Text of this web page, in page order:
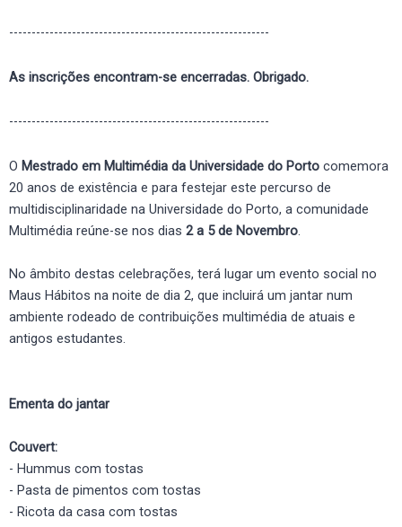
----------------------------------------------------------
As inscrições encontram-se encerradas. Obrigado.
----------------------------------------------------------
O Mestrado em Multimédia da Universidade do Porto comemora
20 anos de existência e para festejar este percurso de
multidisciplinaridade na Universidade do Porto, a comunidade
Multimédia reúne-se nos dias 2 a 5 de Novembro
No âmbito destas celebrações, terá lugar um evento social no
Maus Hábitos na noite de dia 2, que incluirá um jantar num
ambiente rodeado de contribuições multimédia de atuais e
antigos estudantes.
Ementa do jantar
Couvert:
- Hummus com tostas
- Pasta de pimentos com tostas
- Ricota da casa com tostas